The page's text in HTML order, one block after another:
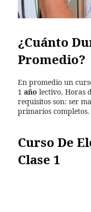
¿Cuánto
Promedio?
En promedio un
1 año lectivo. Horas
requisitos son: ser
primarios completos.
Curso De
Clase 1